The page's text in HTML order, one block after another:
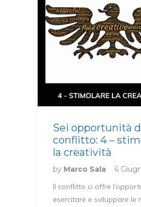
Sei opportunità
conflitto: 4 –
la creatività
by Marco Sala
6
Il conflitto ci offre
esercitare e sviluppare le